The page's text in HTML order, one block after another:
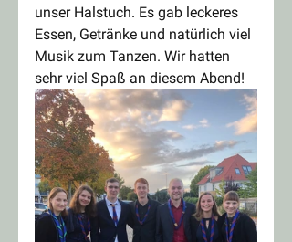
unser Halstuch. Es gab leckeres
Essen, Getränke und natürlich viel
Musik zum Tanzen. Wir hatten
sehr viel Spaß an diesem Abend!